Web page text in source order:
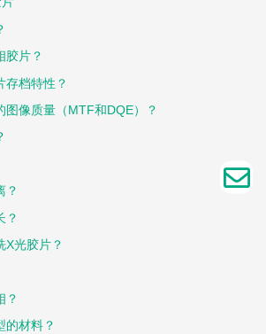
胶片？
存档特性？
图像质量（MTF和DQE）？
？
？
X光胶片？
？
的材料？